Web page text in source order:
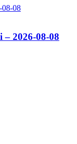
2026-08-08